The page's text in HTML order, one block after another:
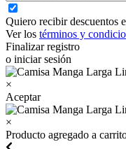
Quiero recibir descuentos
Ver los términos y
Finalizar registro
o iniciar sesión
×
Aceptar
×
Producto agregado a